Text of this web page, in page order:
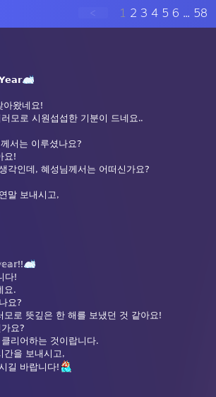
< 1 2 3 4 5 6 ... 58
왔네요!
모로 시원섭섭한 기분이 드네요..
서는 이루셨나요?
요!
각인데, 혜성님께서는 어떠신가요?
말 보내시고,
다!
요.
요?
로 뜻깊은 한 해를 보냈던 것 같아요!
요?
리어하는 것이랍니다.
간을 보내시고,
길 바랍니다!